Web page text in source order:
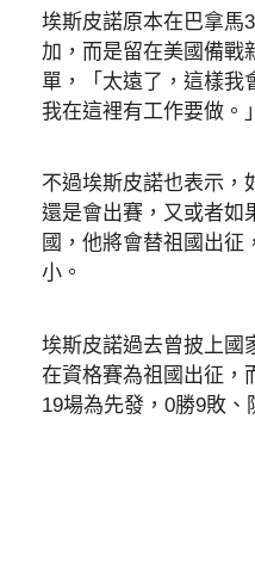
埃斯皮諾原本在巴拿馬
加，而是留在美國備戰
單，「太遠了，這樣我
我在這裡有工作要做。」
不過埃斯皮諾也表示，
還是會出賽，又或者如
國，他將會替祖國出征
小。
埃斯皮諾過去曾披上國
在資格賽為祖國出征，
19場為先發，0勝9敗、